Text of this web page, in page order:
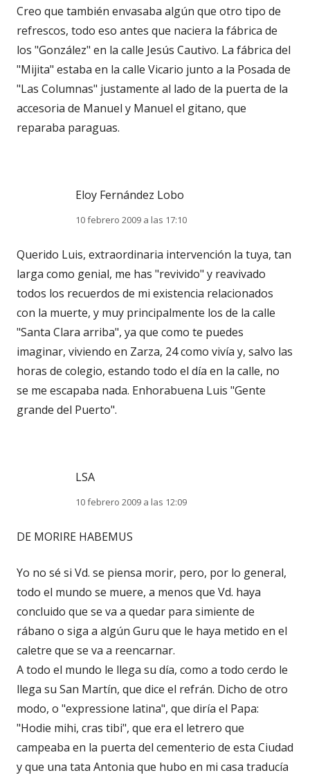
Creo que también envasaba algún que otro tipo de
refrescos, todo eso antes que naciera la fábrica de
los "González" en la calle Jesús Cautivo. La fábrica del
"Mijita" estaba en la calle Vicario junto a la Posada de
"Las Columnas" justamente al lado de la puerta de la
accesoria de Manuel y Manuel el gitano, que
reparaba paraguas.
Eloy Fernández Lobo
10 febrero 2009 a las 17:10
Querido Luis, extraordinaria intervención la tuya, tan
larga como genial, me has "revivido" y reavivado
todos los recuerdos de mi existencia relacionados
con la muerte, y muy principalmente los de la calle
"Santa Clara arriba", ya que como te puedes
imaginar, viviendo en Zarza, 24 como vivía y, salvo las
horas de colegio, estando todo el día en la calle, no
se me escapaba nada. Enhorabuena Luis "Gente
grande del Puerto".
LSA
10 febrero 2009 a las 12:09
DE MORIRE HABEMUS
Yo no sé si Vd. se piensa morir, pero, por lo general,
todo el mundo se muere, a menos que Vd. haya
concluido que se va a quedar para simiente de
rábano o siga a algún Guru que le haya metido en el
caletre que se va a reencarnar.
A todo el mundo le llega su día, como a todo cerdo le
llega su San Martín, que dice el refrán. Dicho de otro
modo, o "expressione latina", que diría el Papa:
"Hodie mihi, cras tibi", que era el letrero que
campeaba en la puerta del cementerio de esta Ciudad
y que una tata Antonia que hubo en mi casa traducía